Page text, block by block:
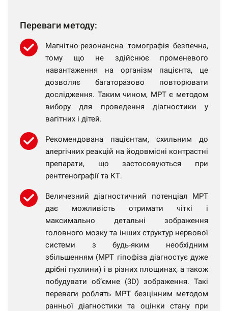
Переваги методу:
Магнітно-резонансна томографія безпечна,
тому що не здійснює променевого
навантаження на організм пацієнта, це
дозволяє багаторазово повторювати
дослідження. Таким чином, МРТ є методом
вибору для проведення діагностики у
вагітних і дітей.
Рекомендована пацієнтам, схильним до
алергічних реакцій на йодовмісні контрастні
препарати, що застосовуються при
рентгенографії та КТ.
Величезний діагностичний потенціал МРТ
дає можливість отримати чіткі і
максимально детальні зображення
головного мозку та інших структур нервової
системи з будь-яким необхідним
збільшенням (МРТ гіпофіза діагностує дуже
дрібні пухлини) і в різних площинах, а також
побудувати об’ємне (3D) зображення. Такі
переваги роблять МРТ безцінним методом
ранньої діагностики та оцінки стану при